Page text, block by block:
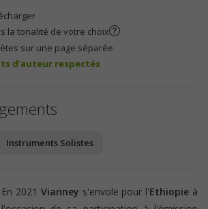
la tonalité de votre choix
sur une page séparée
d’auteur respectés
Instruments Solistes
En 2021 Vianney s'envole pour l'Ethiopie à